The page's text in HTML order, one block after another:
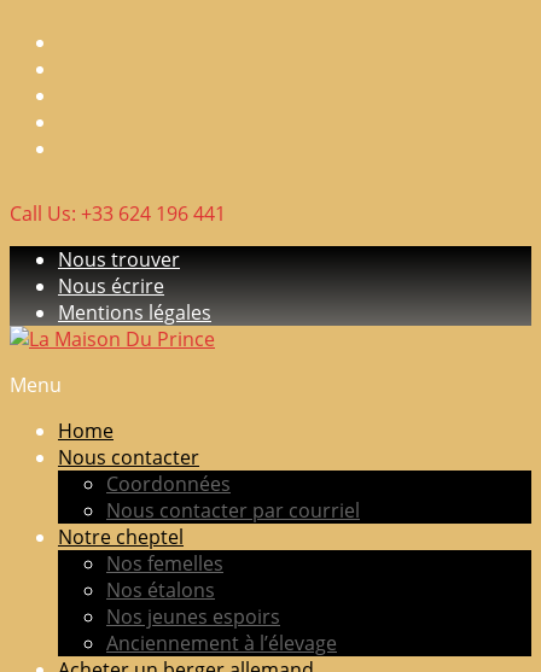
content
Call Us: +33 624 196 441
Nous trouver
Nous écrire
Mentions légales
La
Maison
Du
Prince
Elevage
allemand
adultes
Menu
Home
Nous contacter
Coordonnées
Nous contacter par courriel
Notre cheptel
Nos femelles
Nos étalons
Nos jeunes espoirs
Anciennement à l’élevage